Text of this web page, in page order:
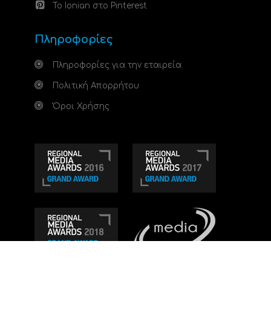
Το Ionian στο Pinterest
Πληροφορίες
Πληροφορίες για την εταιρεία
Πολιτική Απορρήτου
Όροι Χρήσης